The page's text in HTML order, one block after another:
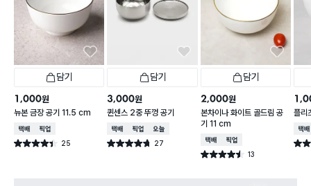
담기
1,000원
뉴본 금장 공기 11.5 cm
택배배송매장픽업
별점 4.4점 25
건 작성
담기
3,000원
퀸센스 2중 뚜껑 공기
택배배송매장픽업오늘배송
별점 4.7점 27
건 작성
담기
2,000원
본차이나 화이트 골드림 공
기 11 cm
택배배송매장픽업
별점 4.5점 13
건 작성
플리
택배
별점